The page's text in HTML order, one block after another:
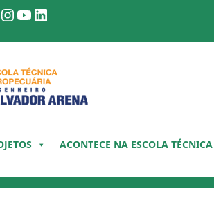
Instagram
Youtube
LinkedIn
ACONTECE NA ESCOLA TÉCNICA